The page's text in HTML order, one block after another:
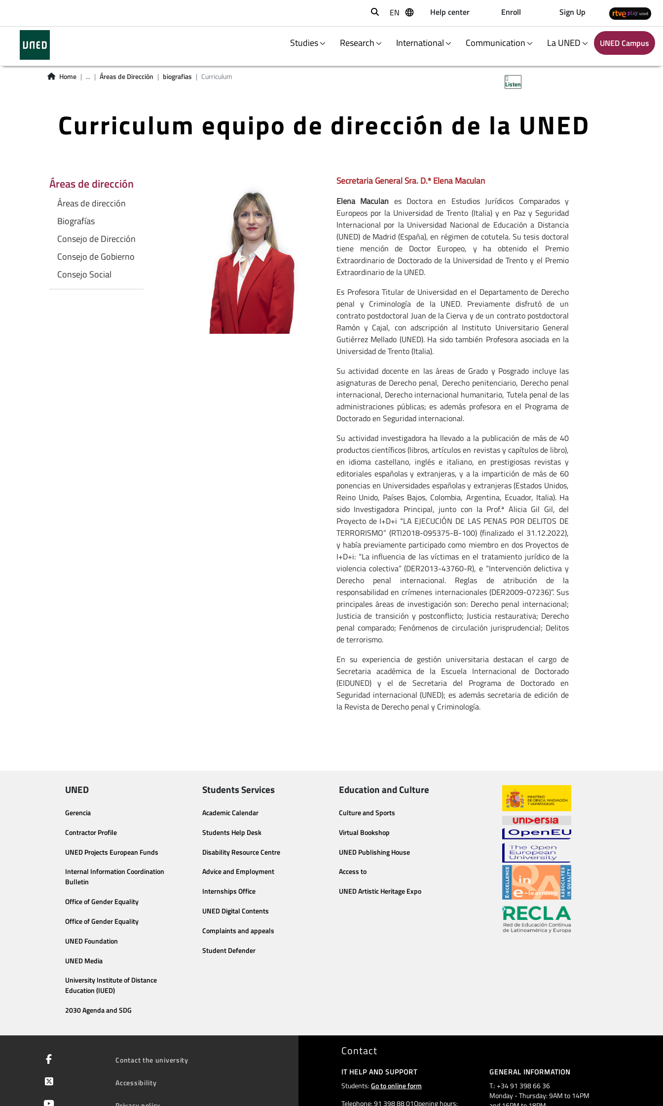
Buscar
EN Help center Enroll Sign Up
Studies Research International Communication La UNED UNED Campus
Home ... Áreas de Dirección biografias Curriculum
Listen
Curriculum equipo de dirección de la UNED
Áreas de dirección
Áreas de dirección
Biografías
Consejo de Dirección
Consejo de Gobierno
Consejo Social
Secretaria General Sra. D.ª Elena Maculan
Elena Maculan es Doctora en Estudios Jurídicos Comparados y
Europeos por la Universidad de Trento (Italia) y en Paz y Seguridad
Internacional por la Universidad Nacional de Educación a Distancia
(UNED) de Madrid (España), en régimen de cotutela. Su tesis doctoral
tiene mención de Doctor Europeo, y ha obtenido el Premio
Extraordinario de Doctorado de la Universidad de Trento y el Premio
Extraordinario de la UNED.
Es Profesora Titular de Universidad en el Departamento de Derecho
penal y Criminología de la UNED. Previamente disfrutó de un
contrato postdoctoral Juan de la Cierva y de un contrato postdoctoral
Ramón y Cajal, con adscripción al Instituto Universitario General
Gutiérrez Mellado (UNED). Ha sido también Profesora asociada en la
Universidad de Trento (Italia).
Su actividad docente en las áreas de Grado y Posgrado incluye las
asignaturas de Derecho penal, Derecho penitenciario, Derecho penal
internacional, Derecho internacional humanitario, Tutela penal de las
administraciones públicas; es además profesora en el Programa de
Doctorado en Seguridad internacional.
Su actividad investigadora ha llevado a la publicación de más de 40
productos científicos (libros, artículos en revistas y capítulos de libro),
en idioma castellano, inglés e italiano, en prestigiosas revistas y
editoriales españolas y extranjeras, y a la impartición de más de 60
ponencias en Universidades españolas y extranjeras (Estados Unidos,
Reino Unido, Países Bajos, Colombia, Argentina, Ecuador, Italia). Ha
sido Investigadora Principal, junto con la Prof.ª Alicia Gil Gil, del
Proyecto de I+D+i “LA EJECUCIÓN DE LAS PENAS POR DELITOS DE
TERRORISMO” (RTI2018-095375-B-100) (finalizado el 31.12.2022),
y había previamente participado como miembro en dos Proyectos de
I+D+i: “La influencia de las víctimas en el tratamiento jurídico de la
violencia colectiva” (DER2013-43760-R), e “Intervención delictiva y
Derecho penal internacional. Reglas de atribución de la
responsabilidad en crímenes internacionales (DER2009-07236)”. Sus
principales áreas de investigación son: Derecho penal internacional;
Justicia de transición y postconflicto; Justicia restaurativa; Derecho
penal comparado; Fenómenos de circulación jurisprudencial; Delitos
de terrorismo.
En su experiencia de gestión universitaria destacan el cargo de
Secretaria académica de la Escuela Internacional de Doctorado
(EIDUNED) y el de Secretaria del Programa de Doctorado en
Seguridad internacional (UNED); es además secretaria de edición de
la Revista de Derecho penal y Criminología.
UNED
Gerencia
Contractor Profile
UNED Projects European Funds
Internal Information Coordination
Bulletin
Office of Gender Equality
Office of Gender Equality
UNED Foundation
UNED Media
University Institute of Distance
Education (IUED)
2030 Agenda and SDG
Students Services
Academic Calendar
Students Help Desk
Disability Resource Centre
Advice and Employment
Internships Office
UNED Digital Contents
Complaints and appeals
Student Defender
Education and Culture
Culture and Sports
Virtual Bookshop
UNED Publishing House
Access to
UNED Artistic Heritage Expo
Contact the university
Accessibility
Contact
IT HELP AND SUPPORT
Students:Go to online form
Telephone: 91 398 88 01Opening hours:
GENERAL INFORMATION
T.: +34 91 398 66 36
Monday - Thursday: 9AM to 14PM